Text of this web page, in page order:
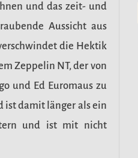
und das zeit- und
Aussicht aus
die Hektik
Zeppelin NT, der von
und Ed Euromaus zu
ist damit länger als ein
und ist mit nicht